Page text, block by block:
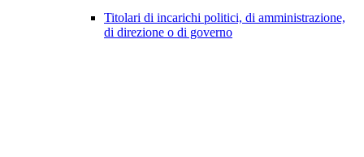
Titolari di incarichi politici, di amministrazione,
di direzione o di governo